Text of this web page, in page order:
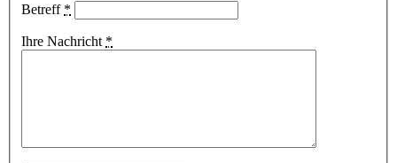
Betreff *
Ihre Nachricht *